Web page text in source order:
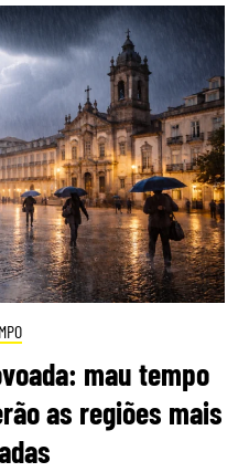
mau tempo
as regiões mais